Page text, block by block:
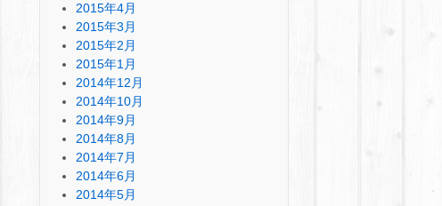
2015年4月
2015年3月
2015年2月
2015年1月
2014年12月
2014年10月
2014年9月
2014年8月
2014年7月
2014年6月
2014年5月